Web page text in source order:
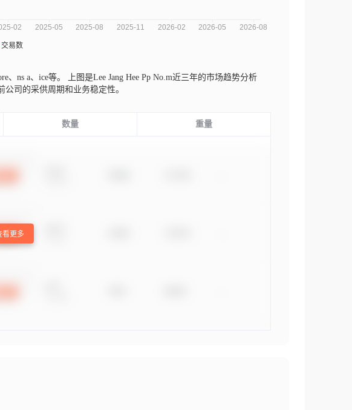
、ns a、ice等。
上图是Lee Jang Hee Pp No.m近三年的市场趋势分析
司的采供周期和业务稳定性。
数量 重量
看更多